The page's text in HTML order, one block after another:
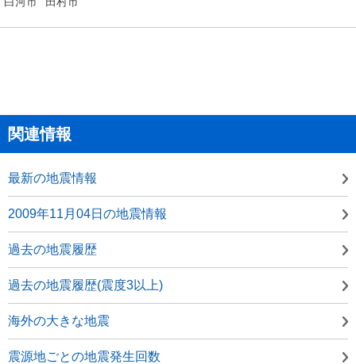
関連情報
最新の地震情報
2009年11月04日の地震情報
過去の地震履歴
過去の地震履歴(震度3以上)
海外の大きな地震
震源地ごとの地震発生回数